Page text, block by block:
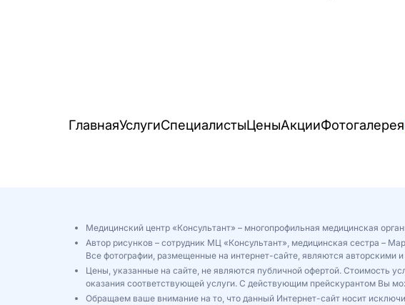
ГлавнаяУслугиСпециалистыЦеныАкцииФотогалерея
Медицинский центр «Консультант» – многопрофильная медицинская
Автор рисунков – сотрудник МЦ «Консультант», медицинская сестра –
Все фотографии, размещенные на интернет-сайте, являются
Цены, указанные на сайте, не являются публичной офертой. Стоимость
оказания соответствующей услуги. С действующим прейскурантом Вы
Обращаем ваше внимание на то, что данный Интернет-сайт носит